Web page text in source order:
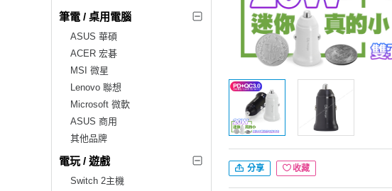
筆電 / 桌用電腦
ASUS 華碩
ACER 宏碁
MSI 微星
Lenovo 聯想
Microsoft 微軟
ASUS 商用
其他品牌
電玩 / 遊戲
Switch 2主機
分享 收藏